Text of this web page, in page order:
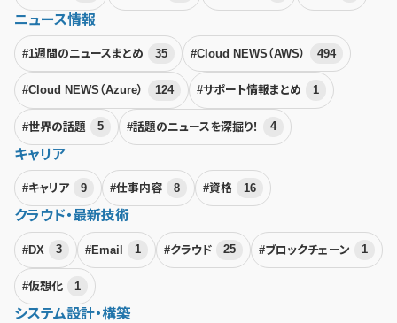
ニュース情報
#1週間のニュースまとめ 35 #Cloud NEWS（AWS） 494
#Cloud NEWS（Azure） 124 #サポート情報まとめ 1
#世界の話題 5 #話題のニュースを深掘り！ 4
キャリア
#キャリア 9 #仕事内容 8 #資格 16
クラウド・最新技術
#DX 3 #Email 1 #クラウド 25 #ブロックチェーン 1
#仮想化 1
システム設計・構築